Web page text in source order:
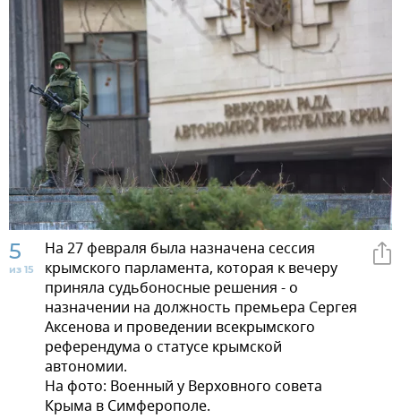
5
из 15
На 27 февраля была назначена сессия
крымского парламента, которая к вечеру
приняла судьбоносные решения - о
назначении на должность премьера Сергея
Аксенова и проведении всекрымского
референдума о статусе крымской
автономии.
На фото: Военный у Верховного совета
Крыма в Симферополе.